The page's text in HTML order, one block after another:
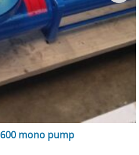
mono pump